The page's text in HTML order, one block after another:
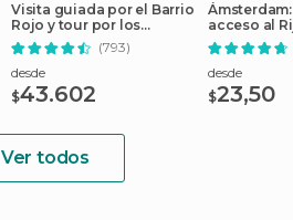
Visita guiada por el Barrio
Rojo y tour por los
canales
(793)
desde
$43.602
acceso al
desde
$23,50
Ver todos